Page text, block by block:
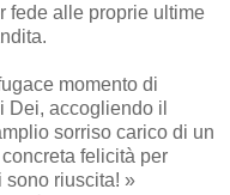
fede alle proprie ultime
momento di
Dei, accogliendo il
sorriso carico di un
felicità per
sono riuscita! »